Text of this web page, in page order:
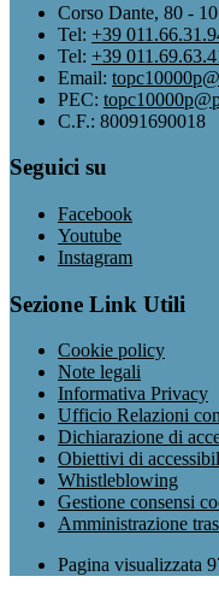
Corso Dante, 80 -
Tel: +39
Tel: +39
Email:
PEC:
C.F.: 80091690018
Seguici su
Facebook
Youtube
Instagram
Sezione Link Utili
Cookie policy
Note legali
Informativa Privacy
Ufficio Relazioni
Dichiarazione di
Obiettivi di
Whistleblowing
Gestione consensi
Amministrazione
Pagina visualizzata